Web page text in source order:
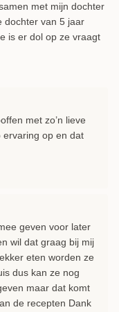
met mijn dochter
dochter van 5 jaar
is er dol op ze vraagt
met zo’n lieve
ervaring op en dat
geven voor later
wil dat graag bij mij
eten worden ze
dus kan ze nog
maar dat komt
de recepten Dank